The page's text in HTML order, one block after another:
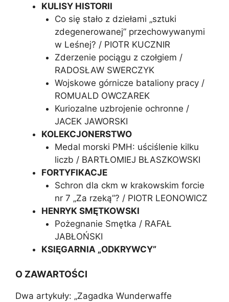
KULISY HISTORII
Co się stało z dziełami „sztuki
zdegenerowanej” przechowywanymi
w Leśnej? / PIOTR KUCZNIR
Zderzenie pociągu z czołgiem /
RADOSŁAW SWERCZYK
Wojskowe górnicze bataliony pracy /
ROMUALD OWCZAREK
Kuriozalne uzbrojenie ochronne /
JACEK JAWORSKI
KOLEKCJONERSTWO
Medal morski PMH: uściślenie kilku
liczb / BARTŁOMIEJ BŁASZKOWSKI
FORTYFIKACJE
Schron dla ckm w krakowskim forcie
nr 7 „Za rzeką”? / PIOTR LEONOWICZ
HENRYK SMĘTKOWSKI
Pożegnanie Smętka / RAFAŁ
JABŁOŃSKI
KSIĘGARNIA „ODKRYWCY”
O ZAWARTOŚCI
Dwa artykuły: „Zagadka Wunderwaffe